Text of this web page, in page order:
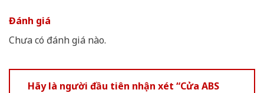
Đánh giá
Chưa có đánh giá nào.
Hãy là người đầu tiên nhận xét “Cửa ABS